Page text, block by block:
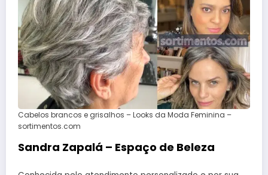
Cabelos brancos e grisalhos – Looks da Moda Feminina –
sortimentos.com
Sandra Zapalá – Espaço de Beleza